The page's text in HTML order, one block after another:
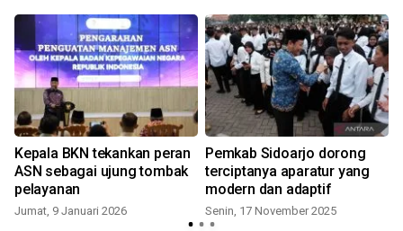
Kepala BKN tekankan peran
ASN sebagai ujung tombak
pelayanan
Jumat, 9 Januari 2026
Pemkab Sidoarjo dorong
terciptanya aparatur yang
modern dan adaptif
Senin, 17 November 2025